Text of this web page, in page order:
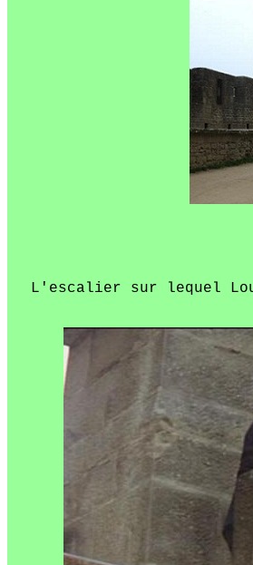
L'escalier sur lequel